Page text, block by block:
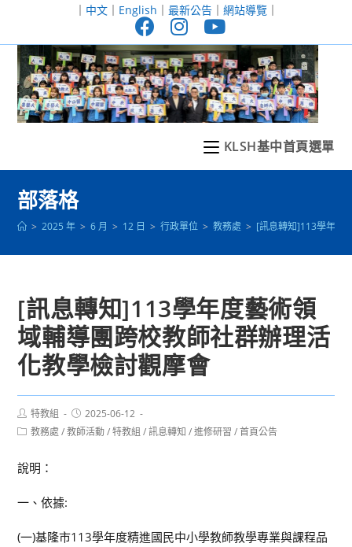
至
｜ 中文｜ English ｜ 最新公告｜ 網站導覽｜
KLSH基中首頁選單
部落格
> 2025 年 > 6 月 > 12 日 > 行政單位 > 教務處 > [訊息轉知]113學年度
[訊息轉知]113學年度藝術領
域輔導團跨校教師社群辦理活
化教學檢討觀摩會
Post
author:
特教組
Post
published:
2025-06-12
Post教務處 / 教師活動 / 特教組 / 訊息轉知 / 進修研習 / 首頁公告
說明：
一、依據:
(一)基隆市113學年度精進國民中小學教師教學專業與課程品